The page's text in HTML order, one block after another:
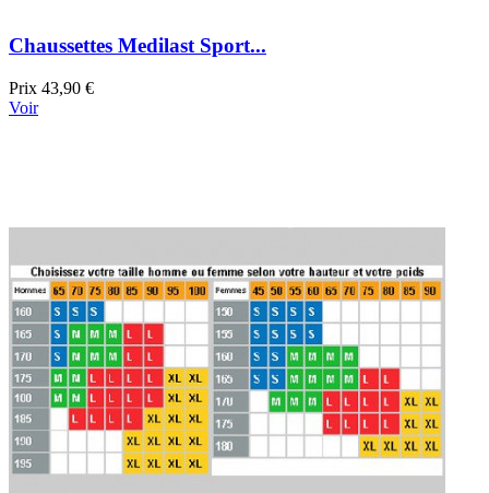
Chaussettes Medilast Sport...
Prix 43,90 €
Voir